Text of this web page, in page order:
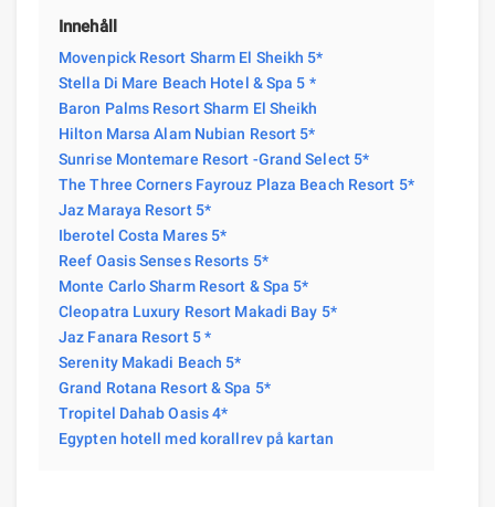
Innehåll
Movenpick Resort Sharm El Sheikh 5*
Stella Di Mare Beach Hotel & Spa 5 *
Baron Palms Resort Sharm El Sheikh
Hilton Marsa Alam Nubian Resort 5*
Sunrise Montemare Resort -Grand Select 5*
The Three Corners Fayrouz Plaza Beach Resort 5*
Jaz Maraya Resort 5*
Iberotel Costa Mares 5*
Reef Oasis Senses Resorts 5*
Monte Carlo Sharm Resort & Spa 5*
Cleopatra Luxury Resort Makadi Bay 5*
Jaz Fanara Resort 5 *
Serenity Makadi Beach 5*
Grand Rotana Resort & Spa 5*
Tropitel Dahab Oasis 4*
Egypten hotell med korallrev på kartan